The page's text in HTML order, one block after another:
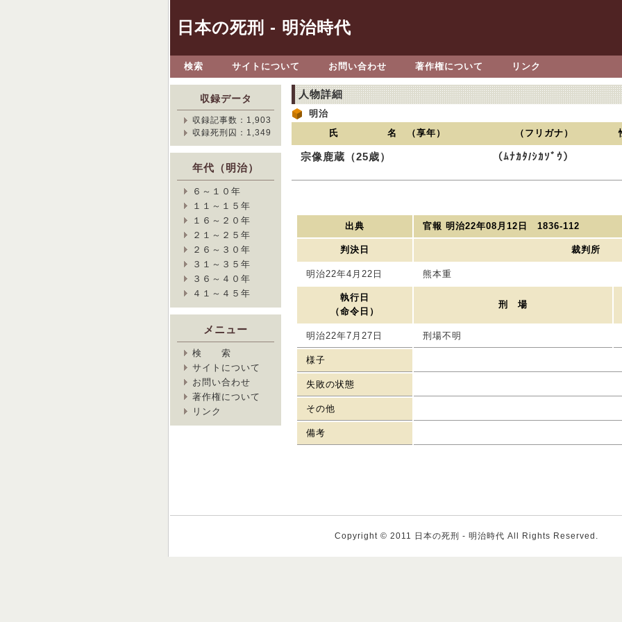
日本の死刑 - 明治時代
検索 サイトについて お問い合わせ 著作権について リンク
人物詳細
明治
氏 名 （享年）
（フリガナ）
宗像鹿蔵（25歳） （ﾑﾅｶﾀ/ｼｶｿﾞｳ）
出典 官報 明治22年08月12日 1836-112
判決日 裁判所
明治22年4月22日 熊本重
執行日
（命令日）
刑 場
明治22年7月27日 刑場不明
様子
失敗の状態
その他
備考
収録データ
収録記事数：1,903
収録死刑囚：1,349
年代（明治）
６～１０年
１１～１５年
１６～２０年
２１～２５年
２６～３０年
３１～３５年
３６～４０年
４１～４５年
メニュー
検 索
サイトについて
お問い合わせ
著作権について
リンク
Copyright © 2011 日本の死刑 - 明治時代 All Rights Reserved.